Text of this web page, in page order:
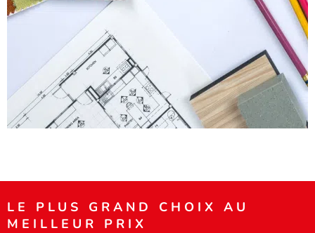
LE PLUS GRAND CHOIX AU
MEILLEUR PRIX